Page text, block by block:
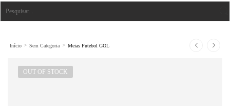
Início > Sem Categoria > Meias Futebol GOL
OUT OF STOCK